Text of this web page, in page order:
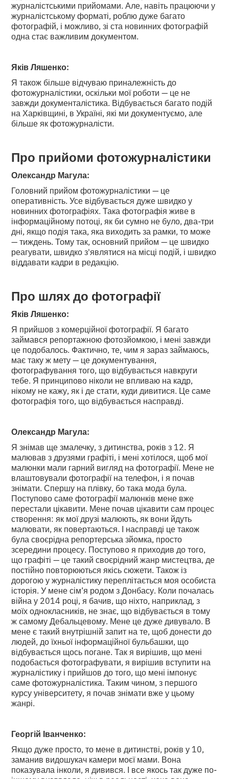
журналістськими прийомами. Але, навіть працюючи у
журналістському форматі, роблю дуже багато
фотографій, і можливо, зі ста новинних фотографій
одна стає важливим документом.
Яків Ляшенко:
Я також більше відчуваю приналежність до
фотожурналістики, оскільки мої роботи — це не
завжди документалістика. Відбувається багато подій
на Харківщині, в Україні, які ми документуємо, але
більше як фотожурналісти.
Про прийоми фотожурналістики
Олександр Магула:
Головний прийом фотожурналістики — це
оперативність. Усе відбувається дуже швидко у
новинних фотографіях. Така фотографія живе в
інформаційному потоці, як би сумно не було, два-три
дні, якщо подія така, яка виходить за рамки, то може
— тиждень. Тому так, основний прийом — це швидко
реагувати, швидко з'являтися на місці подій, і швидко
віддавати кадри в редакцію.
Про шлях до фотографії
Яків Ляшенко:
Я прийшов з комерційної фотографії. Я багато
займався репортажною фотозйомкою, і мені завжди
це подобалось. Фактично, те, чим я зараз займаюсь,
має таку ж мету — це документування,
фотографування того, що відбувається навкруги
тебе. Я принципово ніколи не впливаю на кадр,
нікому не кажу, як і де стати, куди дивитися. Це саме
фотографія того, що відбувається насправді.
Олександр Магула:
Я знімав ще змалечку, з дитинства, років з 12. Я
малював з друзями графіті, і мені хотілося, щоб мої
малюнки мали гарний вигляд на фотографії. Мене не
влаштовували фотографії на телефон, і я почав
знімати. Спершу на плівку, бо така мода була.
Поступово саме фотографії малюнків мене вже
перестали цікавити. Мене почав цікавити сам процес
створення: як мої друзі малюють, як вони йдуть
малювати, як повертаються. І насправді це також
була своєрідна репортерська зйомка, просто
зсередини процесу. Поступово я приходив до того,
що графіті — це такий своєрідний жанр мистецтва, де
постійно повторюються якісь сюжети. Також із
дорогою у журналістику переплітається моя особиста
історія. У мене сім’я родом з Донбасу. Коли почалась
війна у 2014 році, я бачив, що ніхто, наприклад, з
моїх однокласників, не знає, що відбувається в тому
ж самому Дебальцевому. Мене це дуже дивувало. В
мене є такий внутрішній запит на те, щоб донести до
людей, до їхньої інформаційної бульбашки, що
відбувається щось погане. Так я вирішив, що мені
подобається фотографувати, я вирішив вступити на
журналістику і прийшов до того, що мені імпонує
саме фотожурналістика. Таким чином, з першого
курсу університету, я почав знімати вже у цьому
жанрі.
Георгій Іванченко:
Якщо дуже просто, то мене в дитинстві, років у 10,
заманив видошукач камери моєї мами. Вона
показувала інколи, я дивився. І все якось так дуже по-